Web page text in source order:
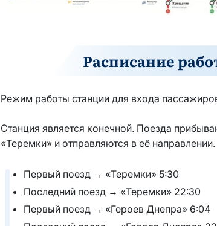
Расписание
Режим работы станции для входа
Станция является конечной. Поезда
«Теремки» и отправляются в её направлении.
Первый поезд → «Теремки» 5:30
Последний поезд → «Теремки» 22:30
Первый поезд → «Героев Днепра» 6:04